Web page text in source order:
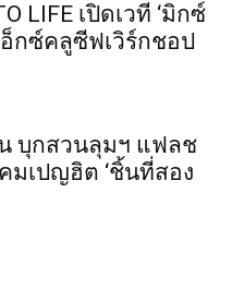
LIFE เปิดเวที ‘มิกซ์
กซ์คลูซีฟเวิร์กชอป
บุกสวนลุมฯ แฟลช
เปญฮิต ‘ชิ้นที่สอง